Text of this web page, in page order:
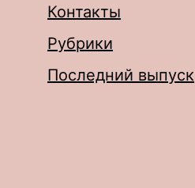
Контакты
Рубрики
Последний выпуск